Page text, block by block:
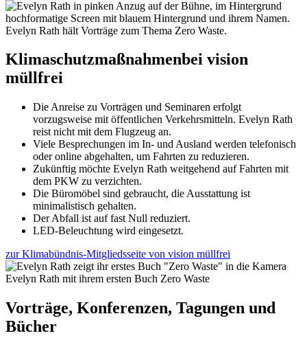
Evelyn Rath hält Vorträge zum Thema Zero Waste.
Klimaschutzmaßnahmenbei vision
müllfrei
Die Anreise zu Vorträgen und Seminaren erfolgt
vorzugsweise mit öffentlichen Verkehrsmitteln. Evelyn Rath
reist nicht mit dem Flugzeug an.
Viele Besprechungen im In- und Ausland werden telefonisch
oder online abgehalten, um Fahrten zu reduzieren.
Zukünftig möchte Evelyn Rath weitgehend auf Fahrten mit
dem PKW zu verzichten.
Die Büromöbel sind gebraucht, die Ausstattung ist
minimalistisch gehalten.
Der Abfall ist auf fast Null reduziert.
LED-Beleuchtung wird eingesetzt.
zur Klimabündnis-Mitgliedsseite von vision müllfrei
Evelyn Rath mit ihrem ersten Buch Zero Waste
Vorträge, Konferenzen, Tagungen und
Bücher